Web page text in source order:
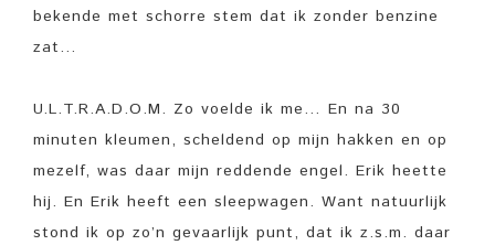
bekende met schorre stem dat ik zonder benzine
zat…
U.L.T.R.A.D.O.M. Zo voelde ik me… En na 30
minuten kleumen, scheldend op mijn hakken en op
mezelf, was daar mijn reddende engel. Erik heette
hij. En Erik heeft een sleepwagen. Want natuurlijk
stond ik op zo’n gevaarlijk punt, dat ik z.s.m. daar